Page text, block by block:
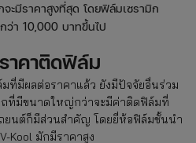
ะมีราคาสูงที่สุด โดยฟิล์มเซรามิก
า 10,000 บาทขึ้นไป
าคาติดฟิล์ม
ผลต่อราคาแล้ว ยังมีปัจจัยอื่นร่วม
ถที่มีขนาดใหญ่กว่าจะมีค่าติดฟิล์มที่
ยนต์ก็มีส่วนสำคัญ โดยยี่ห้อฟิล์มชั้นนำ
Kool มักมีราคาสูง